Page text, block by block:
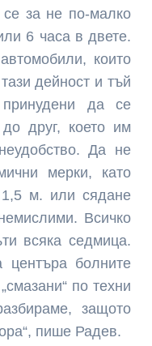
за не по-малко
6 часа в двете.
които
дейност и тъй
да се
друг, което им
Да не
мерки, като
1,5 м. или сядане
Всичко
всяка седмица.
болните
по техни
защото
пише Радев.